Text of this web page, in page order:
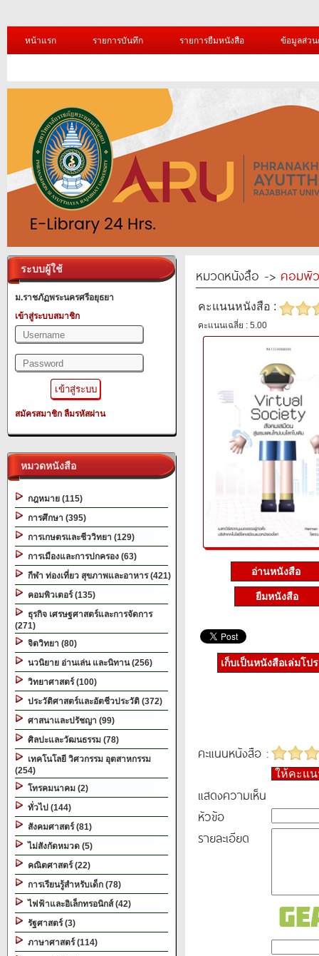
หน้าแรก รายการบันทึก รายการยืมหนังสือ ข้อมูลส่ว
ระบบผู้ใช้
ม.ราชภัฏพระนครศรีอยุธยา
เข้าสู่ระบบสมาชิก
สมัครสมาชิก ลืมรหัสผ่าน
หมวดหนังสือ
กฎหมาย (115)
การศึกษา (395)
การเกษตรและชีววิทยา (129)
การเมืองและการปกครอง (63)
กีฬา ท่องเที่ยว สุขภาพและอาหาร (421)
คอมพิวเตอร์ (135)
ธุรกิจ เศรษฐศาสตร์และการจัดการ
(271)
จิตวิทยา (80)
นวนิยาย อ่านเล่น และนิทาน (256)
วิทยาศาสตร์ (100)
ประวัติศาสตร์และอัตชีวประวัติ (372)
ศาสนาและปรัชญา (99)
ศิลปะและวัฒนธรรม (78)
เทคโนโลยี วิศวกรรม อุตสาหกรรม
(254)
โทรคมนาคม (2)
ทั่วไป (144)
สังคมศาสตร์ (81)
ไม่สังกัดหมวด (5)
คณิตศาสตร์ (22)
การเรียนรู้สำหรับเด็ก (78)
ไฟฟ้าและอิเล็กทรอนิกส์ (42)
รัฐศาสตร์ (3)
ภาษาศาสตร์ (114)
หมวดหนังสือ -> คอมพิ
คะแนนหนังสือ :
คะแนนเฉลี่ย : 5.00
อ่านหนังสือ
ยืมหนังสือ
เก็บเป็นหนังสือเล่มโป
คะแนนหนังสือ :
ให้คะแ
แสดงความเห็น
หัวข้อ
รายละเอียด